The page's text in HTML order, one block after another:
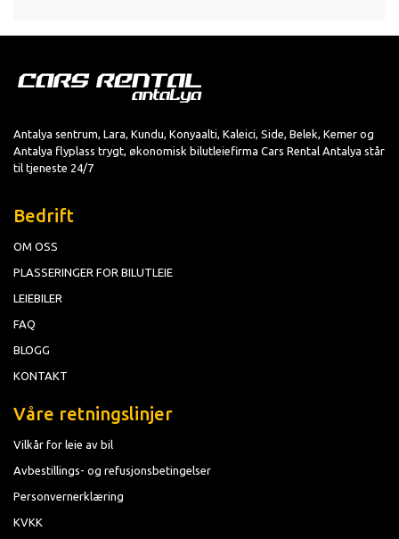
Antalya sentrum, Lara, Kundu, Konyaalti, Kaleici, Side, Belek, Kemer og
Antalya flyplass trygt, økonomisk bilutleiefirma Cars Rental Antalya står
til tjeneste 24/7
Bedrift
OM OSS
PLASSERINGER FOR BILUTLEIE
LEIEBILER
FAQ
BLOGG
KONTAKT
Våre retningslinjer
Vilkår for leie av bil
Avbestillings- og refusjonsbetingelser
Personvernerklæring
KVKK